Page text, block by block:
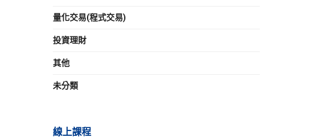
量化交易(程式交易)
投資理財
其他
未分類
線上課程